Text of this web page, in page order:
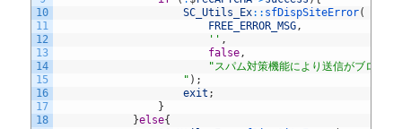
10
11
12
13
14
15
16
17
18
SC_Utils_Ex:: sfDispSiteError(
FREE_ERROR_MSG,
'' ,
false,
"スパム対策機能により送信がブロッ
" ) ;
exit ;
}
}else{